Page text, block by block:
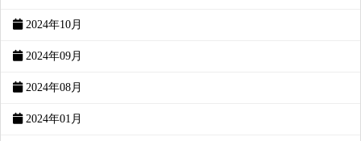
2024年10月
2024年09月
2024年08月
2024年01月